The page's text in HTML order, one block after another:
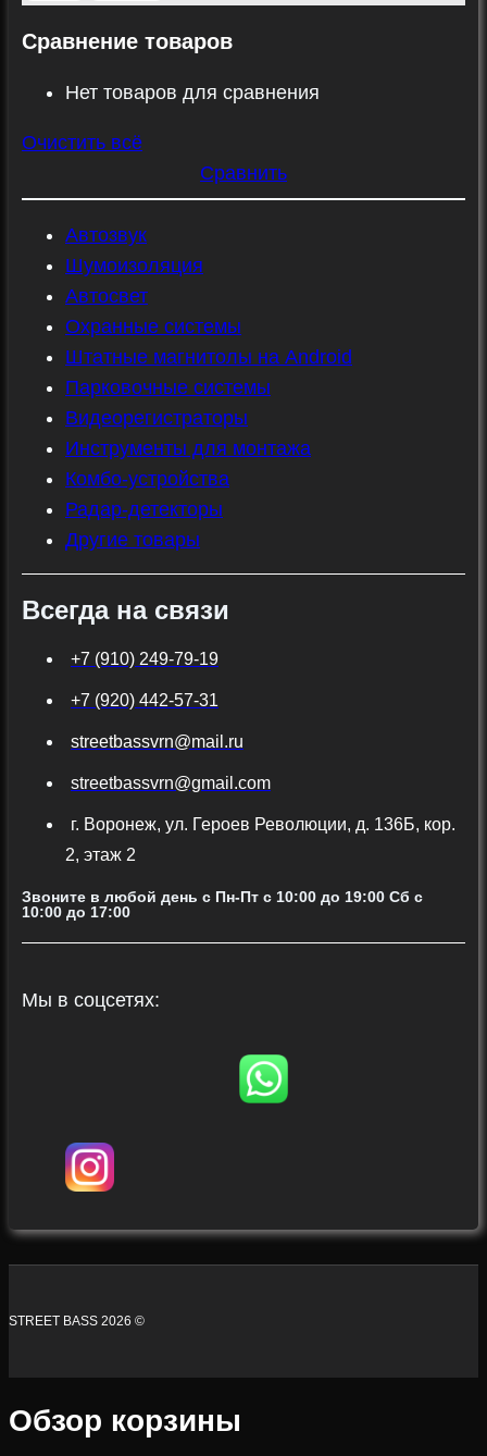
Сравнение товаров
Нет товаров для сравнения
Очистить всё
Сравнить
Автозвук
Шумоизоляция
Автосвет
Охранные системы
Штатные магнитолы на Android
Парковочные системы
Видеорегистраторы
Инструменты для монтажа
Комбо-устройства
Радар-детекторы
Другие товары
Всегда на связи
+7 (910) 249-79-19
+7 (920) 442-57-31
streetbassvrn@mail.ru
streetbassvrn@gmail.com
г. Воронеж, ул. Героев Революции, д. 136Б, кор.
2, этаж 2
Звоните в любой день с Пн-Пт c 10:00 до 19:00 Сб с
10:00 до 17:00
Мы в соцсетях:
STREET BASS 2026 ©
Обзор корзины